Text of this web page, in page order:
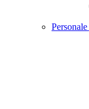
Personale